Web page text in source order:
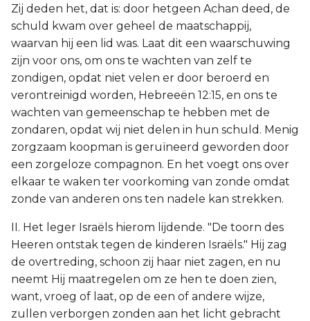
Zij deden het, dat is: door hetgeen Achan deed, de
schuld kwam over geheel de maatschappij,
waarvan hij een lid was. Laat dit een waarschuwing
zijn voor ons, om ons te wachten van zelf te
zondigen, opdat niet velen er door beroerd en
verontreinigd worden, Hebreeën 12:15, en ons te
wachten van gemeenschap te hebben met de
zondaren, opdat wij niet delen in hun schuld. Menig
zorgzaam koopman is geruïneerd geworden door
een zorgeloze compagnon. En het voegt ons over
elkaar te waken ter voorkoming van zonde omdat
zonde van anderen ons ten nadele kan strekken.
II. Het leger Israëls hierom lijdende. "De toorn des
Heeren ontstak tegen de kinderen Israëls." Hij zag
de overtreding, schoon zij haar niet zagen, en nu
neemt Hij maatregelen om ze hen te doen zien,
want, vroeg of laat, op de een of andere wijze,
zullen verborgen zonden aan het licht gebracht